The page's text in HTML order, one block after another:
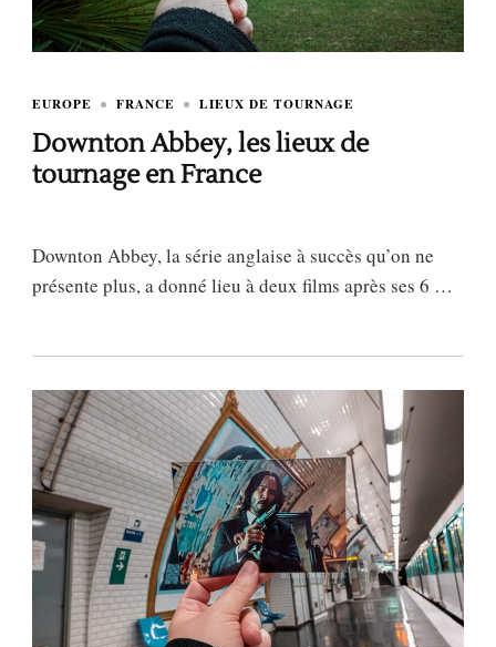
EUROPE FRANCE LIEUX DE TOURNAGE
Downton Abbey, les lieux de
tournage en France
Downton Abbey, la série anglaise à succès qu’on ne
présente plus, a donné lieu à deux films après ses 6 …